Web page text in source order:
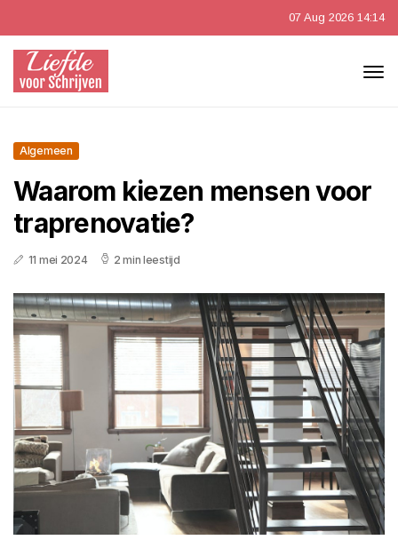
07 Aug 2026 14:14
Algemeen
Waarom kiezen mensen voor
traprenovatie?
11 mei 2024 2 min leestijd